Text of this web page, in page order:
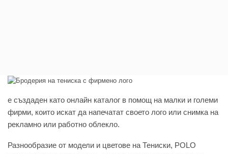
e създаден като онлайн каталог в помощ на малки и големи
фирми, които искат да напечатат своето лого или снимка на
рекламно или работно облекло.
Разнообразие от модели и цветове на Тениски, POLO